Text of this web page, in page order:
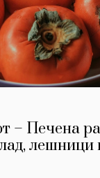
– Печена
лешници